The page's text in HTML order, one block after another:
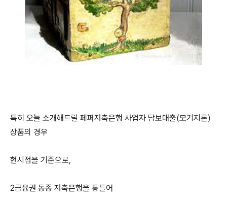
특히 오늘 소개해드릴 페퍼저축은행 사업자 담보대출(모기지론)
상품의 경우
현시점을 기준으로,
2금융권 동종 저축은행을 통틀어